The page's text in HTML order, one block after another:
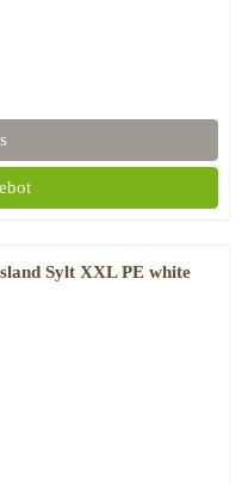
Sylt XXL PE white